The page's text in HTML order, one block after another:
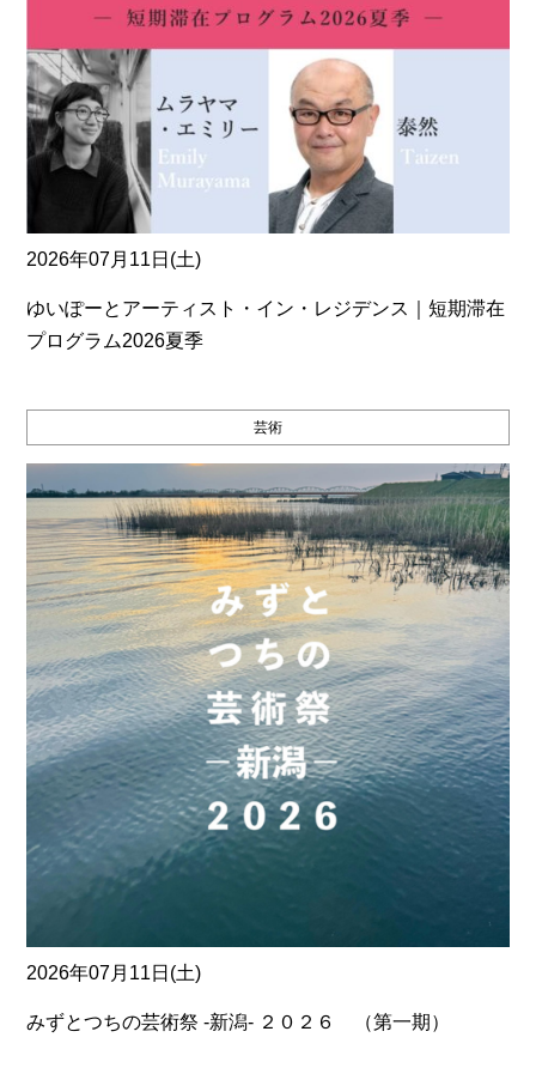
2026年07月11日(土)
ゆいぽーとアーティスト・イン・レジデンス｜短期滞在
プログラム2026夏季
芸術
2026年07月11日(土)
みずとつちの芸術祭 ‐新潟‐ ２０２６ （第一期）